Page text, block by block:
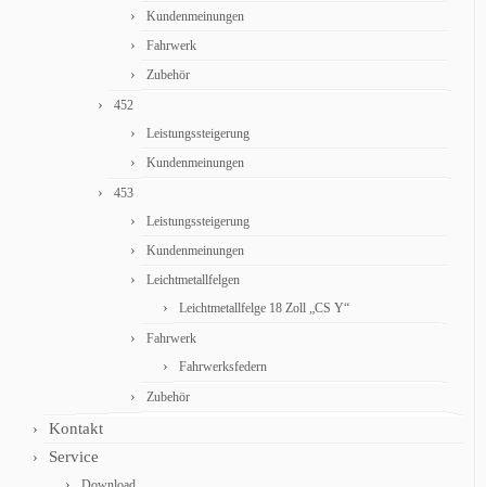
Kundenmeinungen
Fahrwerk
Zubehör
452
Leistungssteigerung
Kundenmeinungen
453
Leistungssteigerung
Kundenmeinungen
Leichtmetallfelgen
Leichtmetallfelge 18 Zoll „CS Y“
Fahrwerk
Fahrwerksfedern
Zubehör
Kontakt
Service